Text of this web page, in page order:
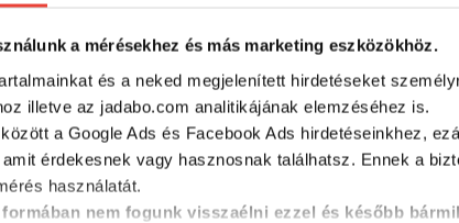
a mérésekhez és más marketing eszközökhöz.
és a neked megjelenített hirdetéseket
illetve az jadabo.com analitikájának elemzéséhez is.
a Google Ads és Facebook Ads hirdetéseinkhez,
érdekesnek vagy hasznosnak találhatsz. Ennek a
használatát.
nem fogunk visszaélni ezzel és később